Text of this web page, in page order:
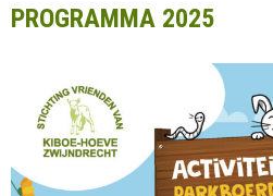
PROGRAMMA 2025